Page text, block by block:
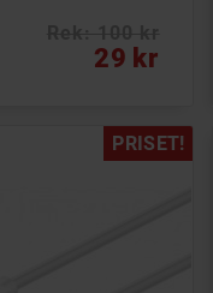
29 kr
PRISET!